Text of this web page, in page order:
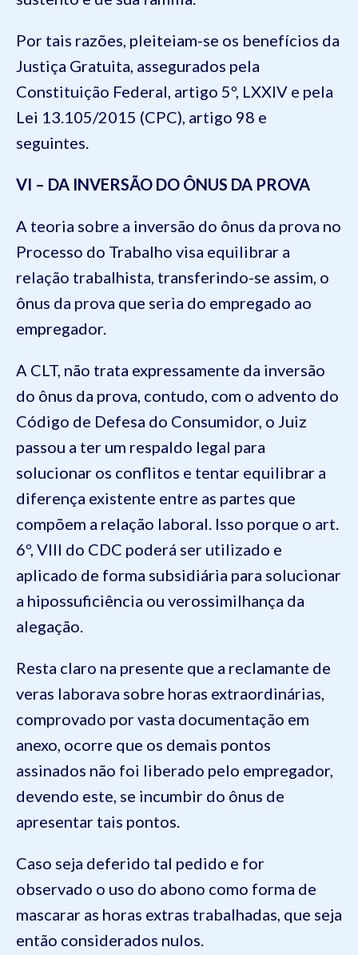
Por tais razões, pleiteiam-se os benefícios da
Justiça Gratuita, assegurados pela
Constituição Federal, artigo 5º, LXXIV e pela
Lei 13.105/2015 (CPC), artigo 98 e
seguintes.
VI – DA INVERSÃO DO ÔNUS DA PROVA
A teoria sobre a inversão do ônus da prova no
Processo do Trabalho visa equilibrar a
relação trabalhista, transferindo-se assim, o
ônus da prova que seria do empregado ao
empregador.
A CLT, não trata expressamente da inversão
do ônus da prova, contudo, com o advento do
Código de Defesa do Consumidor, o Juiz
passou a ter um respaldo legal para
solucionar os conflitos e tentar equilibrar a
diferença existente entre as partes que
compõem a relação laboral. Isso porque o art.
6º, VIII do CDC poderá ser utilizado e
aplicado de forma subsidiária para solucionar
a hipossuficiência ou verossimilhança da
alegação.
Resta claro na presente que a reclamante de
veras laborava sobre horas extraordinárias,
comprovado por vasta documentação em
anexo, ocorre que os demais pontos
assinados não foi liberado pelo empregador,
devendo este, se incumbir do ônus de
apresentar tais pontos.
Caso seja deferido tal pedido e for
observado o uso do abono como forma de
mascarar as horas extras trabalhadas, que seja
então considerados nulos.